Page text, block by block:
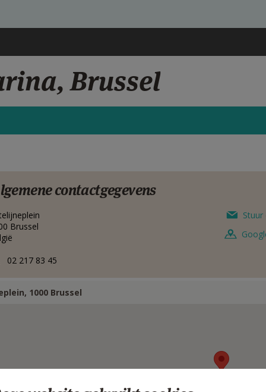
Brussel
contactgegevens
Brussel
02 217 83 45
1000 Brussel